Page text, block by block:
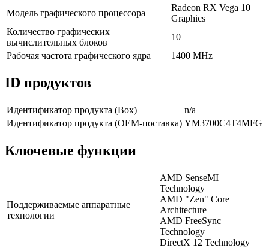
Модель графического процессора
Radeon RX Vega 10
Graphics
Количество графических
вычислительных блоков
10
Рабочая частота графического ядра
1400 MHz
ID продуктов
Идентификатор продукта (Box)
n/a
Идентификатор продукта (OEM-поставка) YM3700C4T4MFG
Ключевые функции
Поддерживаемые аппаратные
технологии
AMD SenseMI
Technology
AMD "Zen" Core
Architecture
AMD FreeSync
Technology
DirectX 12 Technology